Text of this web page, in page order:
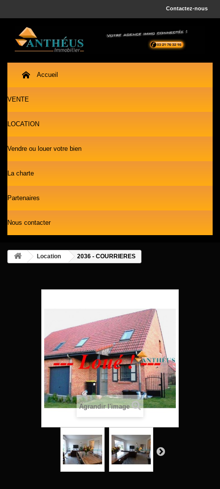
Contactez-nous
Accueil
VENTE
LOCATION
Vendre ou louer votre bien
La charte
Partenaires
Nous contacter
Location 2036 - COURRIERES
Agrandir l'image